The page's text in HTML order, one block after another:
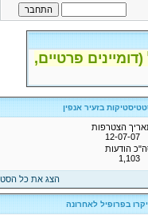
פרטיים,
בזעיר אנפין
הצטרפות
12-07-07
הודעות
1,103
הצג את כל
בפרופיל לאחרונה